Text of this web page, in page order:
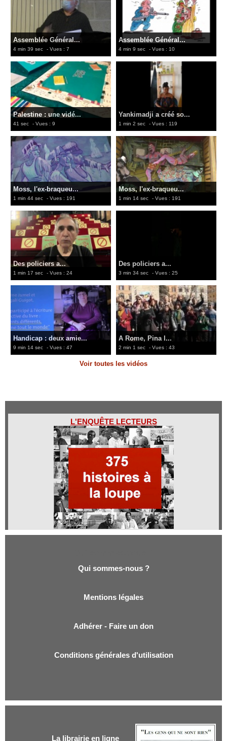
Assemblée Général...
4 min 39 sec - Vues : 7
Assemblée Général...
4 min 9 sec - Vues : 10
Palestine : une vidé...
41 sec - Vues : 9
Yankimadji a créé so...
1 min 2 sec - Vues : 119
Moss, l'ex-braqueu...
1 min 44 sec - Vues : 191
Moss, l'ex-braqueu...
1 min 14 sec - Vues : 191
Des policiers a...
1 min 17 sec - Vues : 24
Des policiers a...
3 min 34 sec - Vues : 25
Handicap : deux amie...
9 min 14 sec - Vues : 47
A Rome, Pina l...
2 min 1 sec - Vues : 43
Voir toutes les vidéos
L'ENQUÊTE LECTEURS
Qui sommes-nous ?
Mentions légales
Adhérer - Faire un don
Conditions générales d'utilisation
La librairie en ligne